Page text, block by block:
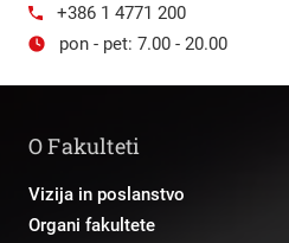
+386 1 4771 200
pon - pet: 7.00 - 20.00
O Fakulteti
Vizija in poslanstvo
Organi fakultete